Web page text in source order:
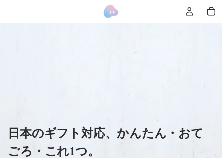
日本のギフト対応、かんたん・おて
ごろ・これ1つ。